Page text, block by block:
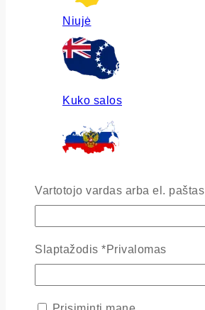
Niujė
Kuko salos
Vartotojo vardas arba el. paštas
Slaptažodis *Privalomas